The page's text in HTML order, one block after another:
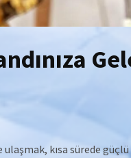
ulaşmak, kısa sürede